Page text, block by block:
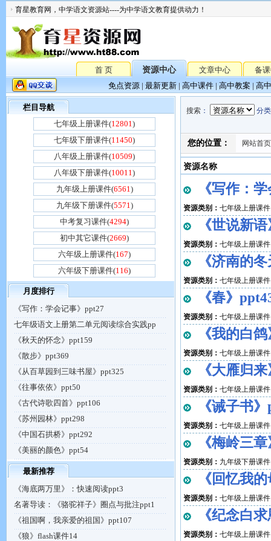
育星教育网，中学语文资源站----为中学语文教育提供动力！
首 页 资源中心 文章中心
备
免点资源| 最新更新| 高中课件| 高中教案| 高
栏目导航
七年级上册课件(12801)
七年级下册课件(11450)
八年级上册课件(10509)
八年级下册课件(10011)
九年级上册课件(6561)
九年级下册课件(5571)
中考复习课件(4294)
初中其它课件(2669)
六年级上册课件(167)
六年级下册课件(116)
月度排行
《写作：学会记事》ppt27
七年级语文上册第二单元阅读综合实践pp
《秋天的怀念》ppt159
《散步》ppt369
《从百草园到三味书屋》ppt325
《往事依依》ppt50
《古代诗歌四首》ppt106
《苏州园林》ppt298
《中国石拱桥》ppt292
《美丽的颜色》ppt54
最新推荐
《海底两万里》：快速阅读ppt3
名著导读：《骆驼祥子》圈点与批注ppt1
《祖国啊，我亲爱的祖国》ppt107
《狼》flash课件14
搜索 ： 分
您的位置： 网站首页
资源名称
《写作：
资源类别： 七年级上册课件
《世说新
资源类别： 七年级上册课件
《济南的
资源类别： 七年级上册课件
《春》
资源类别： 七年级上册课件
《我的白
资源类别： 七年级上册课件
《大雁归
资源类别： 七年级上册课件
《诫子书
资源类别： 七年级上册课件
《梅岭三
资源类别： 九年级下册课件
《回忆我
资源类别： 七年级上册课件
《纪念白
资源类别： 七年级上册课件